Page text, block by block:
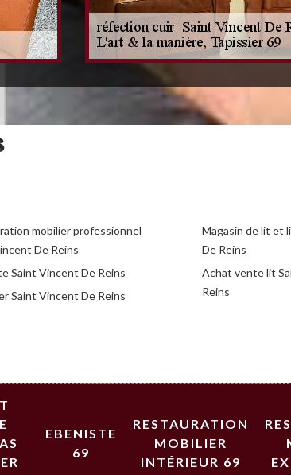
mobilier professionnel
De Reins
Saint Vincent De Reins
Saint Vincent De Reins
Magasin de lit et
De Reins
Achat vente lit
Reins
EBENISTE
69
RESTAURATION
MOBILIER
INTÉRIEUR 69